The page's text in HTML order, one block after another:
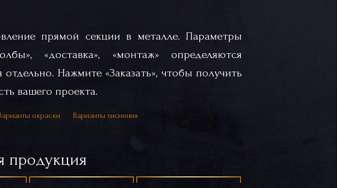
прямой секции в металле. Параметры
«доставка», «монтаж» определяются
Нажмите «Заказать», чтобы получить
вашего проекта.
окраски Варианты тиснения
продукция